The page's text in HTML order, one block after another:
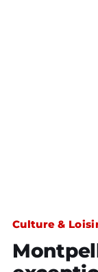
Culture &